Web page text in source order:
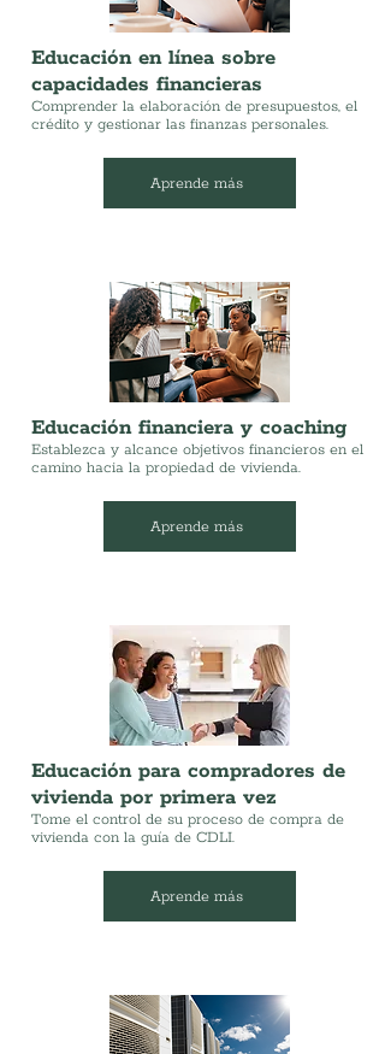
Educación en línea sobre
capacidades financieras
Comprender la elaboración de presupuestos, el
crédito y gestionar las finanzas personales.
Aprende más
Educación financiera y coaching
Establezca y alcance objetivos financieros en el
camino hacia la propiedad de vivienda.
Aprende más
Educación para compradores de
vivienda por primera vez
Tome el control de su proceso de compra de
vivienda con la guía de CDLI.
Aprende más